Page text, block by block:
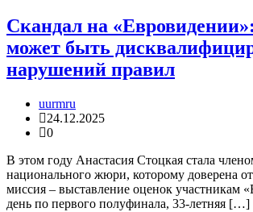
Скандал на
может быть
нарушений правил
uurmru
24.12.2025
0
В этом году Анастасия Стоцкая стала
национального жюри, которому доверена
миссия – выставление оценок участникам
день по первого полуфинала, 33-летняя […]